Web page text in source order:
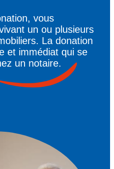
vous
un ou plusieurs
La donation
et immédiat qui se
un notaire.